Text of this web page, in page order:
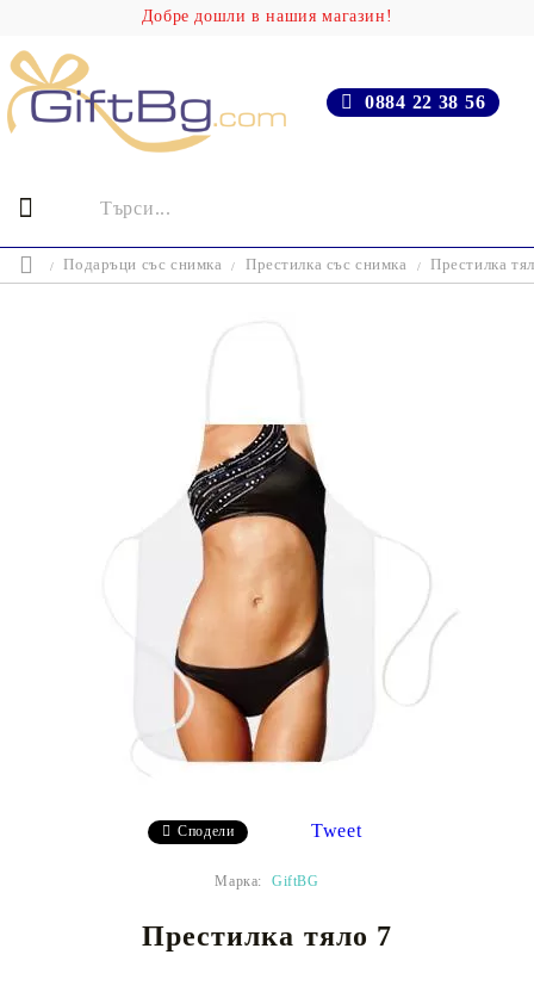
Добре дошли в нашия магазин!
0884 22 38 56
Подаръци със снимка Престилка със снимка Престилка
Сподели Tweet
Марка: GiftBG
Престилка тяло 7